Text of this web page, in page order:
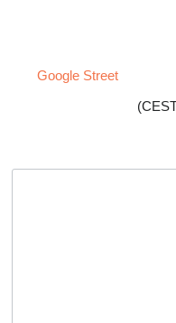
Google Street